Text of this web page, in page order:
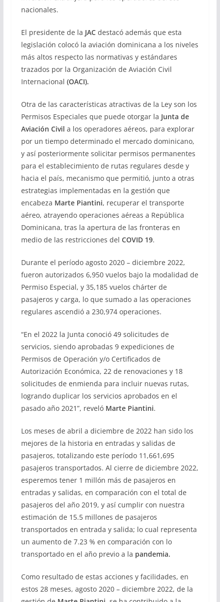
nacionales.
El presidente de la JACdestacó además que esta
legislación colocó la aviación dominicana a los niveles
más altos respecto las normativas y estándares
trazados por la Organización de Aviación Civil
Internacional (OACI).
Otra de las características atractivas de la Ley son los
Permisos Especiales que puede otorgar la Junta de
Aviación Civil a los operadores aéreos, para explorar
por un tiempo determinado el mercado dominicano,
y así posteriormente solicitar permisos permanentes
para el establecimiento de rutas regulares desde y
hacia el país, mecanismo que permitió, junto a otras
estrategias implementadas en la gestión que
encabeza Marte Piantini, recuperar el transporte
aéreo, atrayendo operaciones aéreas a República
Dominicana, tras la apertura de las fronteras en
medio de las restricciones del COVID 19.
Durante el período agosto 2020 – diciembre 2022,
fueron autorizados 6,950 vuelos bajo la modalidad de
Permiso Especial, y 35,185 vuelos chárter de
pasajeros y carga, lo que sumado a las operaciones
regulares ascendió a 230,974 operaciones.
“En el 2022 la Junta conoció 49 solicitudes de
servicios, siendo aprobadas 9 expediciones de
Permisos de Operación y/o Certificados de
Autorización Económica, 22 de renovaciones y 18
solicitudes de enmienda para incluir nuevas rutas,
logrando duplicar los servicios aprobados en el
pasado año 2021”, reveló Marte Piantini.
Los meses de abril a diciembre de 2022 han sido los
mejores de la historia en entradas y salidas de
pasajeros, totalizando este período 11,661,695
pasajeros transportados. Al cierre de diciembre 2022,
esperemos tener 1 millón más de pasajeros en
entradas y salidas, en comparación con el total de
pasajeros del año 2019, y así cumplir con nuestra
estimación de 15.5 millones de pasajeros
transportados en entrada y salida; lo cual representa
un aumento de 7.23 % en comparación con lo
transportado en el año previo a la pandemia.
Como resultado de estas acciones y facilidades, en
estos 28 meses, agosto 2020 – diciembre 2022, de la